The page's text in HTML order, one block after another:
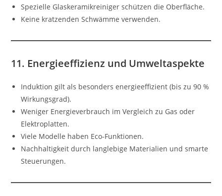
Spezielle Glaskeramikreiniger schützen die Oberfläche.
Keine kratzenden Schwämme verwenden.
11. Energieeffizienz und Umweltaspekte
Induktion gilt als besonders energieeffizient (bis zu 90 %
Wirkungsgrad).
Weniger Energieverbrauch im Vergleich zu Gas oder
Elektroplatten.
Viele Modelle haben Eco-Funktionen.
Nachhaltigkeit durch langlebige Materialien und smarte
Steuerungen.